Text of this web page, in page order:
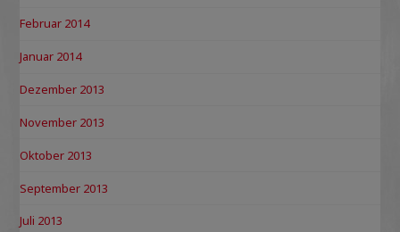
Februar 2014
Januar 2014
Dezember 2013
November 2013
Oktober 2013
September 2013
Juli 2013